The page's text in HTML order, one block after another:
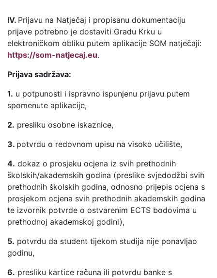
IV. Prijavu na Natječaj i propisanu dokumentaciju
prijave potrebno je dostaviti Gradu Krku u
elektroničkom obliku putem aplikacije SOM natječaji:
https://som-natjecaj.eu.
Prijava sadržava:
1. u potpunosti i ispravno ispunjenu prijavu putem
spomenute aplikacije,
2. presliku osobne iskaznice,
3. potvrdu o redovnom upisu na visoko učilište,
4. dokaz o prosjeku ocjena iz svih prethodnih
školskih/akademskih godina (preslike svjedodžbi svih
prethodnih školskih godina, odnosno prijepis ocjena s
prosjekom ocjena svih prethodnih akademskih godina
te izvornik potvrde o ostvarenim ECTS bodovima u
prethodnoj akademskoj godini),
5. potvrdu da student tijekom studija nije ponavljao
godinu,
6. presliku kartice računa ili potvrdu banke s